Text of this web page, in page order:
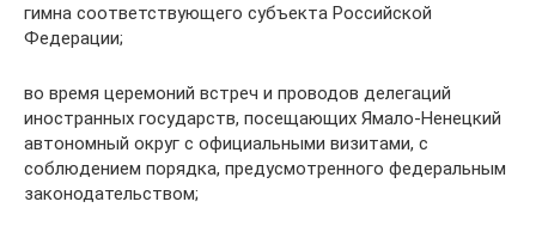
гимна соответствующего субъекта Российской
Федерации;
во время церемоний встреч и проводов делегаций
иностранных государств, посещающих Ямало-Ненецкий
автономный округ с официальными визитами, с
соблюдением порядка, предусмотренного федеральным
законодательством;